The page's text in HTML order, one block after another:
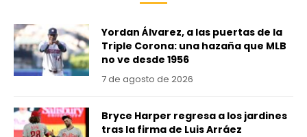
Yordan Álvarez, a las puertas de la
Triple Corona: una hazaña que MLB
no ve desde 1956
7 de agosto de 2026
Bryce Harper regresa a los jardines
tras la firma de Luis Arráez